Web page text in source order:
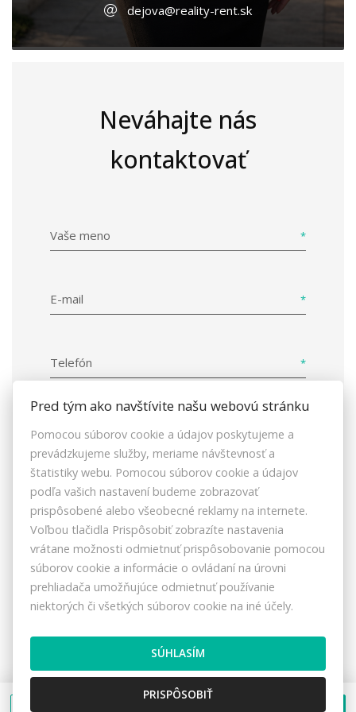
dejova@reality-rent.sk
Neváhajte nás
kontaktovať
Vaše meno
E-mail
Telefón
Ako Dotknutá osoba súhlasím so
spracovaním osobných údajov vnasledovnom
znení.
ODOSLAŤ
Pred tým ako navštívite našu webovú stránku
Pomocou súborov cookie a údajov poskytujeme a
prevádzkujeme služby, meriame návštevnosť a
štatistiky webu. Pomocou súborov cookie a údajov
podľa vašich nastavení budeme zobrazovať
prispôsobené alebo všeobecné reklamy na internete.
Voľbou tlačidla Prispôsobiť zobrazíte nastavenia
vrátane možnosti odmietnuť prispôsobovanie pomocou
súborov cookie a informácie o ovládaní na úrovni
prehliadača umožňujúce odmietnuť používanie
niektorých či všetkých súborov cookie na iné účely.
SÚHLASÍM
PRISPÔSOBIŤ